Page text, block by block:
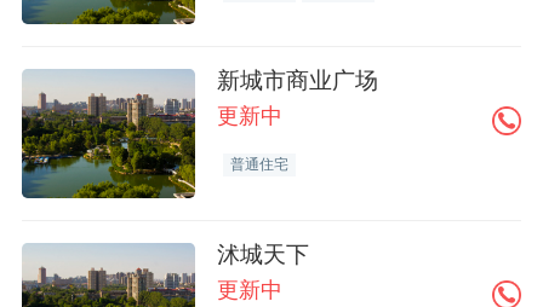
新城市商业广场
更新中
普通住宅
沭城天下
更新中